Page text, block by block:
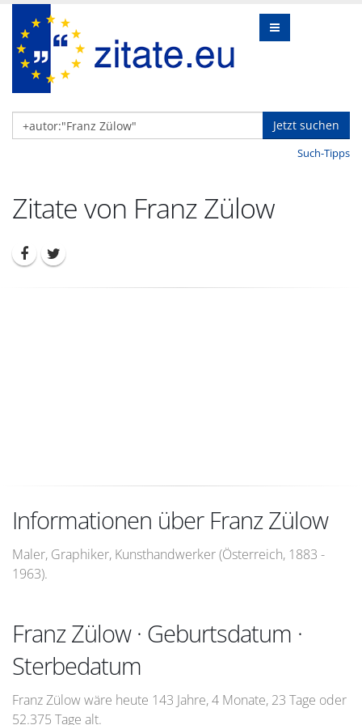
Jetzt suchen
Such-Tipps
Zitate von Franz Zülow
Informationen über Franz Zülow
Maler, Graphiker, Kunsthandwerker (Österreich, 1883 -
1963).
Franz Zülow · Geburtsdatum ·
Sterbedatum
Franz Zülow wäre heute 143 Jahre, 4 Monate, 23 Tage oder
52.375 Tage alt.